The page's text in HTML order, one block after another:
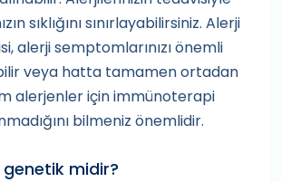
sıklığını sınırlayabilirsiniz. Alerji
alerji semptomlarınızı önemli
veya hatta tamamen ortadan
alerjenler için immünoterapi
bilmeniz önemlidir.
genetik midir?